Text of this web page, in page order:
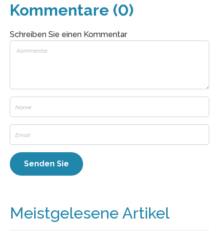
Kommentare (0)
Schreiben Sie einen Kommentar
Meistgelesene Artikel